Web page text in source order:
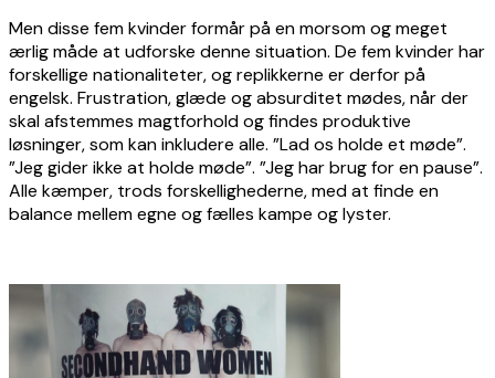
Men disse fem kvinder formår på en morsom og meget
ærlig måde at udforske denne situation. De fem kvinder har
forskellige nationaliteter, og replikkerne er derfor på
engelsk. Frustration, glæde og absurditet mødes, når der
skal afstemmes magtforhold og findes produktive
løsninger, som kan inkludere alle. ”Lad os holde et møde”.
”Jeg gider ikke at holde møde”. ”Jeg har brug for en pause”.
Alle kæmper, trods forskellighederne, med at finde en
balance mellem egne og fælles kampe og lyster.